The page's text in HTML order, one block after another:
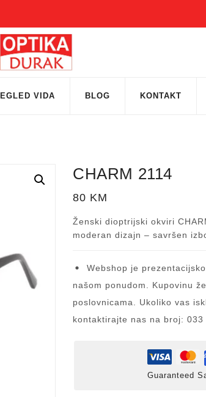
VIDA BLOG KONTAKT
CHARM 2114
80 KM
Ženski dioptrijski okviri
moderan dizajn – savršen
Webshop je
našom ponudom. Kupovinu
poslovnicama. Ukoliko vas
kontaktirajte nas na broj: 033
Guaranteed